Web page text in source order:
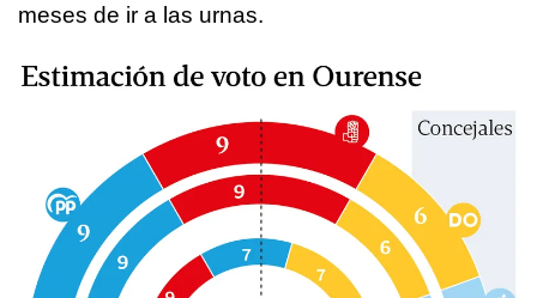
meses de ir a las urnas.